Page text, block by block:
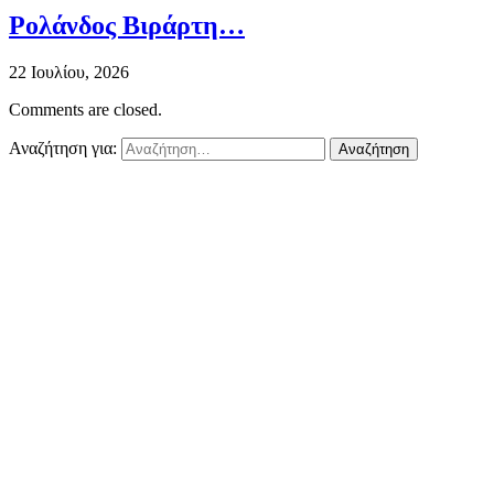
Ρολάνδος Βιράρτη…
22 Ιουλίου, 2026
Comments are closed.
Αναζήτηση για: